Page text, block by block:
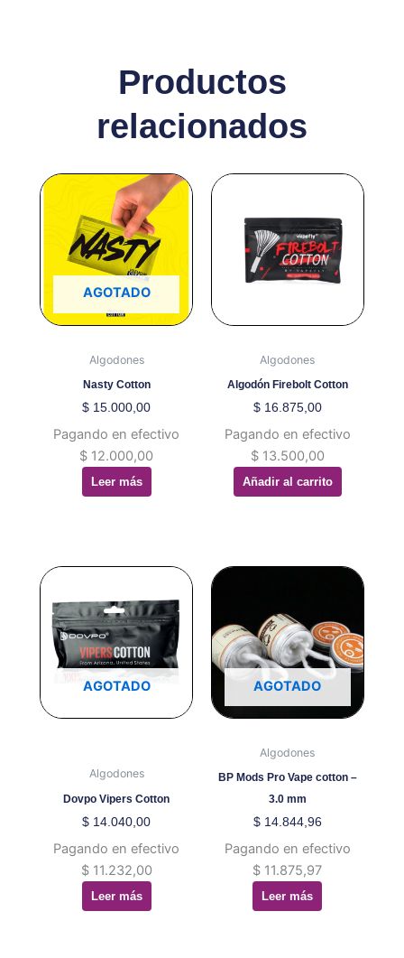
Productos
relacionados
AGOTADO
Algodones
Nasty Cotton
$ 15.000,00
Pagando en efectivo
$ 12.000,00
Leer más
Algodones
Algodón Firebolt Cotton
$16.875,00
Pagando en efectivo
$13.500,00
Añadir al carrito
AGOTADO
Algodones
Dovpo Vipers Cotton
$ 14.040,00
Pagando en efectivo
$11.232,00
Leer más
AGOTADO
Algodones
BP Mods Pro Vape cotton –
3.0 mm
$14.844,96
Pagando en efectivo
$ 11.875,97
Leer más